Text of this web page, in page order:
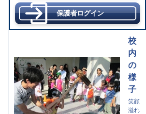
保護者ログイン
校
内
の
様
子
笑顔
溢れ